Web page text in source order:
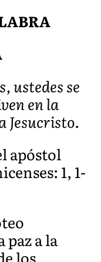
ustedes se
en la
Jesucristo.
apóstol
1, 1-
paz a la
los